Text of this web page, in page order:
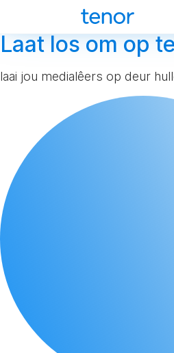
Laat los om op
laai jou medialêers op deur